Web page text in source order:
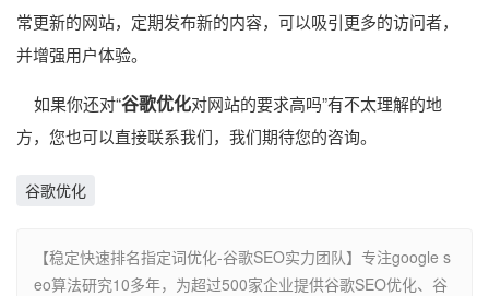
常更新的网站，定期发布新的内容，可以吸引更多的访问者，
并增强用户体验。
如果你还对“谷歌优化对网站的要求高吗”有不太理解的地
方，您也可以直接联系我们，我们期待您的咨询。
谷歌优化
【稳定快速排名指定词优化-谷歌SEO实力团队】专注google s
eo算法研究10多年，为超过500家企业提供谷歌SEO优化、谷